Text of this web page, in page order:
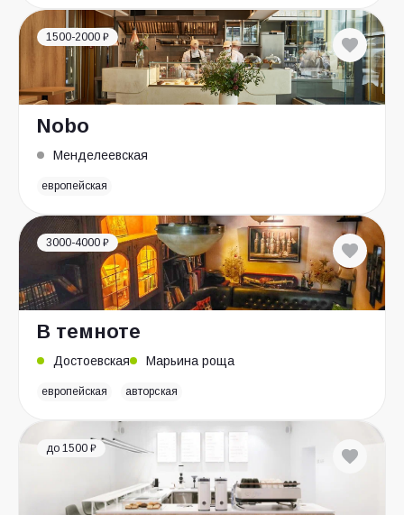
1500-2000 ₽
Nobo
Менделеевская
европейская
3000-4000 ₽
В темноте
Достоевская Марьина роща
европейская авторская
до 1500 ₽